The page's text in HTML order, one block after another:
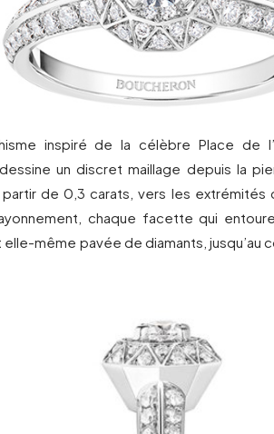
inspiré de la célèbre Place de
un discret maillage depuis la
partir de 0,3 carats, vers les extrémités
chaque facette qui
elle-même pavée de diamants, jusqu’au